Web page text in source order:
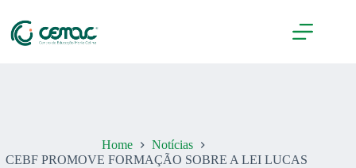
para
conteúdo
Home
Notícias
CEBF PROMOVE FORMAÇÃO SOBRE A LEI LUCAS